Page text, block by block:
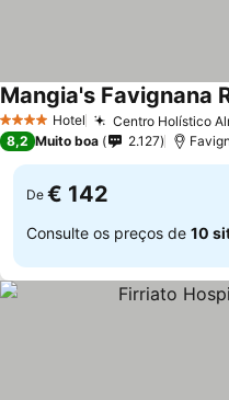
4 EstrelasHotel Centro Holístico
Mangia's Favignana
8,2 Muito boa 2.127
De € 142
Consulte os preços de 10